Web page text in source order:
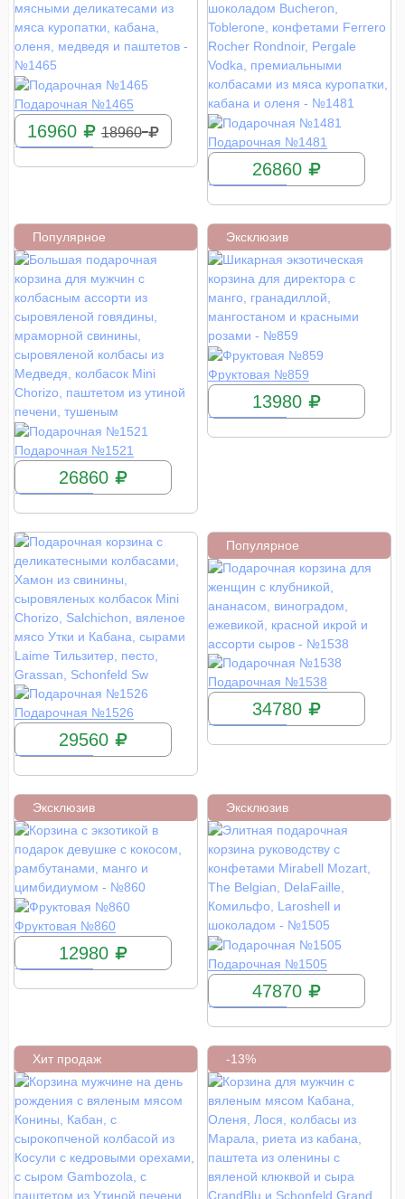
Подарочная №1465
КУПИТЬ
16960
18960
Подарочная №1481
КУПИТЬ
26860
Популярное
Подарочная №1521
КУПИТЬ
26860
Эксклюзив
Фруктовая №859
КУПИТЬ
13980
Подарочная №1526
КУПИТЬ
29560
Популярное
Подарочная №1538
КУПИТЬ
34780
Эксклюзив
Фруктовая №860
КУПИТЬ
12980
Эксклюзив
Подарочная №1505
КУПИТЬ
47870
Хит продаж -13%